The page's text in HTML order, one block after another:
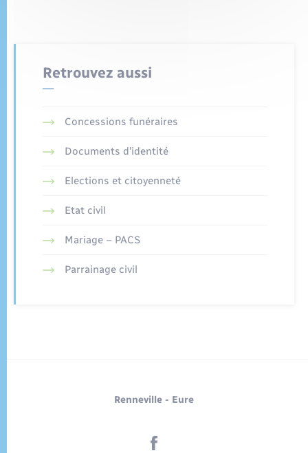
Retrouvez aussi
Concessions funéraires
Documents d’identité
Elections et citoyenneté
Etat civil
Mariage – PACS
Parrainage civil
Renneville - Eure